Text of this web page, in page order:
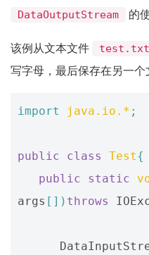
DataOutputStream 的
该例从文本文件 test.txt
写字母，最后保存在另一个
import java.io.* ;
public class Test{
public
static
args []) throws